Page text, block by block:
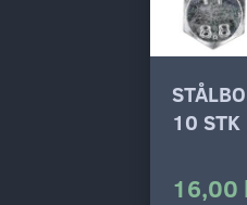
10 STK
16,00